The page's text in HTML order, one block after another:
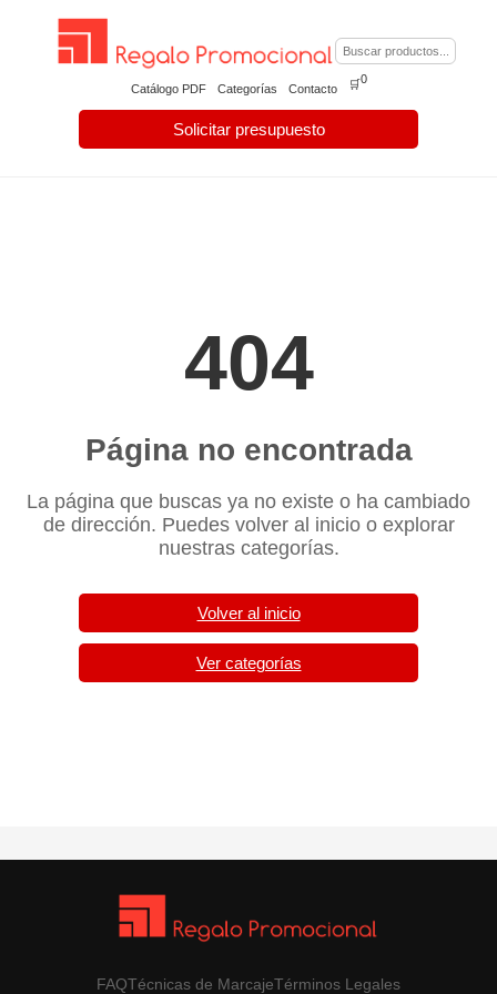
Catálogo PDF Categorías Contacto
Solicitar presupuesto
🛒0
404
Página no encontrada
La página que buscas ya no existe o ha cambiado
de dirección. Puedes volver al inicio o explorar
nuestras categorías.
Volver al inicio
Ver categorías
FAQTécnicas de MarcajeTérminos Legales